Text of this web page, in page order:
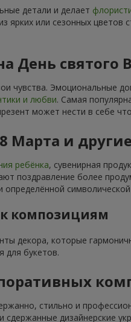
детали и делает
ярких или сезонных цветов
День святого
чувства. Эмоциональные
и любви. Самая
может нести в себе
Марта и
ребёнка, сувенирная
поздравление более
символической
композициям
декора, которые
для букетов.
стильно и
дизайнерские